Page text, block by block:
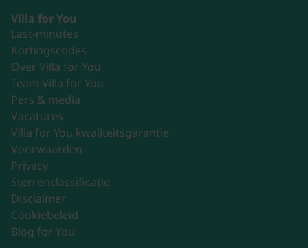
Villa for You
Last-minutes
Kortingscodes
Over Villa for You
Team Villa for You
Pers & media
Vacatures
Villa for You kwaliteitsgarantie
Voorwaarden
Privacy
Sterrenclassificatie
Disclaimer
Cookiebeleid
Blog for You